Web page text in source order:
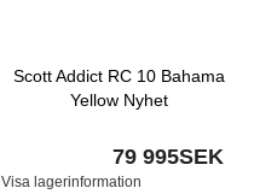
Scott Addict RC 10 Bahama
Yellow Nyhet
79 995SEK
Visa lagerinformation